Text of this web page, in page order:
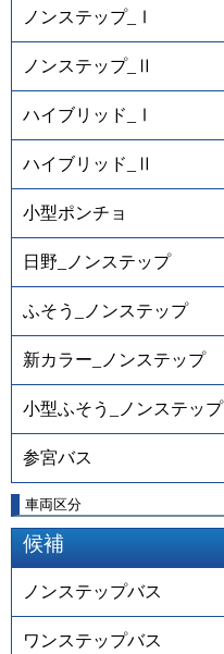
ノンステップ_Ⅰ
ノンステップ_Ⅱ
ハイブリッド_Ⅰ
ハイブリッド_Ⅱ
小型ポンチョ
日野_ノンステップ
ふそう_ノンステップ
新カラー_ノンステップ
小型ふそう_ノンステップ
参宮バス
車両区分
候補
ノンステップバス
ワンステップバス